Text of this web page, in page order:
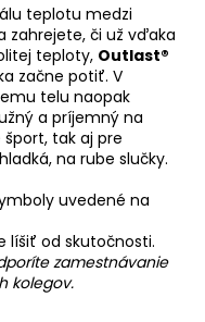
teplotu medzi
zahrejete, či už vďaka
teploty, Outlast®
začne potiť. V
telu naopak
a príjemný na
tak aj pre
na rube slučky.
uvedené na
líšiť od skutočnosti.
zamestnávanie
kolegov.